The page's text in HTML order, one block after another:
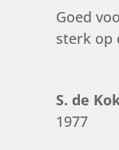
Goed
sterk op
S. de
1977